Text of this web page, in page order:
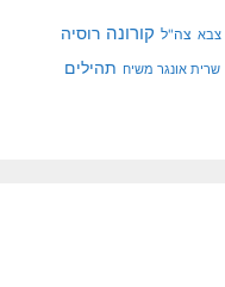
צבא צה"ל קורונה רוסיה
שרית אונגר משיח תהילים